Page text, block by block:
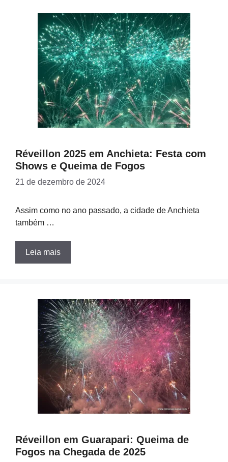
Réveillon 2025 em Anchieta: Festa com
Shows e Queima de Fogos
21 de dezembro de 2024
Assim como no ano passado, a cidade de Anchieta
também …
Leia mais
Réveillon em Guarapari: Queima de
Fogos na Chegada de 2025